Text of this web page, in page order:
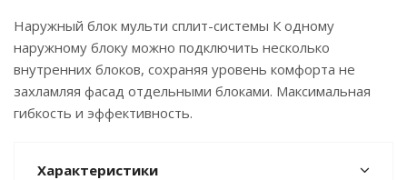
Наружный блок мульти сплит-системы К одному
наружному блоку можно подключить несколько
внутренних блоков, сохраняя уровень комфорта не
захламляя фасад отдельными блоками. Максимальная
гибкость и эффективность.
Характеристики